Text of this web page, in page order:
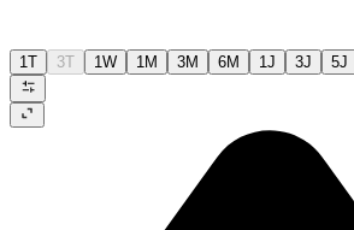
1T 3T 1W 1M 3M 6M 1J 3J 5J